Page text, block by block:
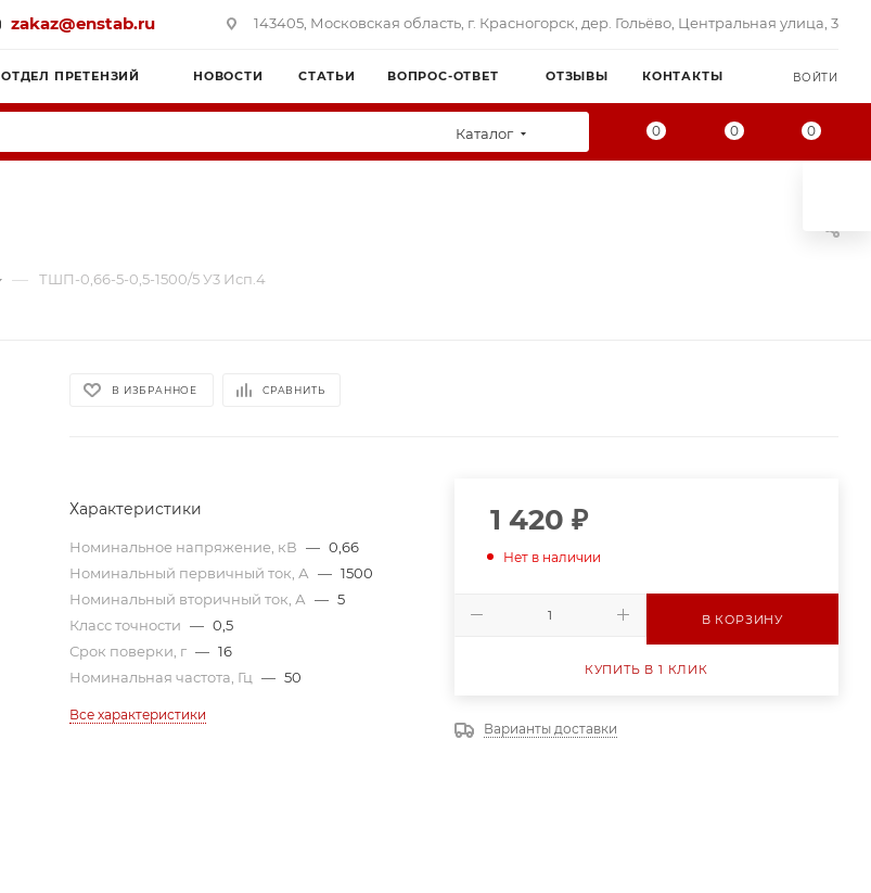
zakaz@enstab.ru 143405, Московская область, г. Красногорск, дер. Гольёво, Центральная улица, 3
ОТДЕЛ ПРЕТЕНЗИЙ НОВОСТИ СТАТЬИ ВОПРОС-ОТВЕТ ОТЗЫВЫ КОНТАКТЫ ВОЙТИ
Каталог 0 0 0
— ТШП-0,66-5-0,5-1500/5 У3 Исп.4
В ИЗБРАННОЕ СРАВНИТЬ
Характеристики
Номинальное напряжение, кВ — 0,66
Номинальный первичный ток, А — 1500
Номинальный вторичный ток, А — 5
Класс точности — 0,5
Срок поверки, г — 16
Номинальная частота, Гц — 50
Все характеристики
1 420 ₽
Нет в наличии
В КОРЗИНУ
КУПИТЬ В 1 КЛИК
Варианты доставки